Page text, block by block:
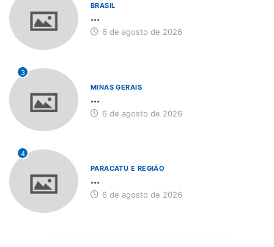
BRASIL
...
6 de agosto de 2026
3
MINAS GERAIS
...
6 de agosto de 2026
4
PARACATU E REGIÃO
...
6 de agosto de 2026